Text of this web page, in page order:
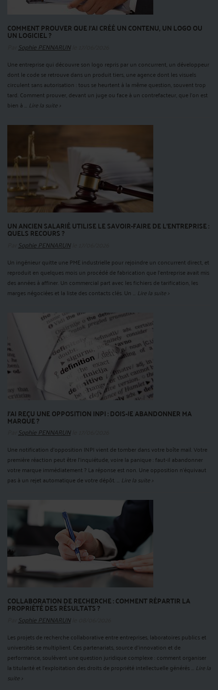
COMMENT PROUVER QUE J’AI CRÉÉ UN CONTENU, UN LOGO OU
UN LOGICIEL ?
Sophie PENNARUNle 17/06/2026
Une entreprise qui découvre son logo repris par un concurrent, un développeur
dont le code se retrouve dans un produit tiers, une agence dont les visuels
circulent sans autorisation : tous se heurtent à la même question, souvent trop
tard. Comment prouver, devant un juge ou face à un contrefacteur, que l'on est
bien à ... Lire la suite >
UN ANCIEN SALARIÉ UTILISE LE SAVOIR-FAIRE DE L’ENTREPRISE :
QUELS RECOURS ?
Sophie PENNARUNle 17/06/2026
Un ingénieur quitte une PME industrielle pour rejoindre un concurrent direct, et
reproduit en quelques mois un procédé de fabrication que l'entreprise avait mis
des années à affiner. Un commercial part avec les fichiers de tarification, les
marges négociées et la liste des contacts clés. Un ... Lire la suite >
J’AI REÇU UNE OPPOSITION INPI : DOIS-JE ABANDONNER MA
MARQUE ?
Sophie PENNARUNle 17/06/2026
Une notification d'opposition INPI vient de tomber dans votre boîte mail. Votre
première réaction peut être l'inquiétude, voire la panique : faut-il abandonner
votre marque immédiatement ? La réponse est non. Une opposition n'équivaut
pas à un rejet automatique de votre dépôt. ... Lire la suite >
COLLABORATION DE RECHERCHE : COMMENT RÉPARTIR LA
PROPRIÉTÉ DES RÉSULTATS ?
Sophie PENNARUNle 08/06/2026
Les projets de recherche collaborative entre entreprises, laboratoires publics et
universités se multiplient. Ces partenariats, source d'innovation et de
performance, soulèvent une question juridique complexe : comment organiser
la titularité et l'exploitation des droits de propriété intellectuelle générés ... Lire la
suite >